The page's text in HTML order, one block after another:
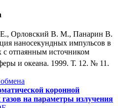
Орловский В. М., Панарин В.
наносекундных импульсов в
с отпаянным источником
и океана. 1999. Т. 12. № 11.
коронной
на параметры излучения